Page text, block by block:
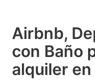
Airbnb,
con Baño
alquiler